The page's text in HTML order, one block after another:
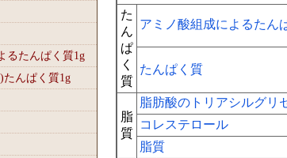
るたんぱく質1g
たんぱく質1g
た
ん
ぱ
く
質
アミノ酸組成によるたん
たんぱく質
脂
質
脂肪酸のトリアシルグリ
コレステロール
脂質